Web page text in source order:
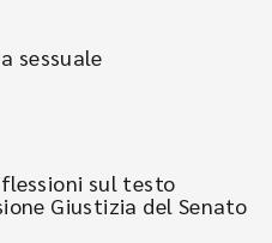
sessuale
sul testo
Giustizia del Senato